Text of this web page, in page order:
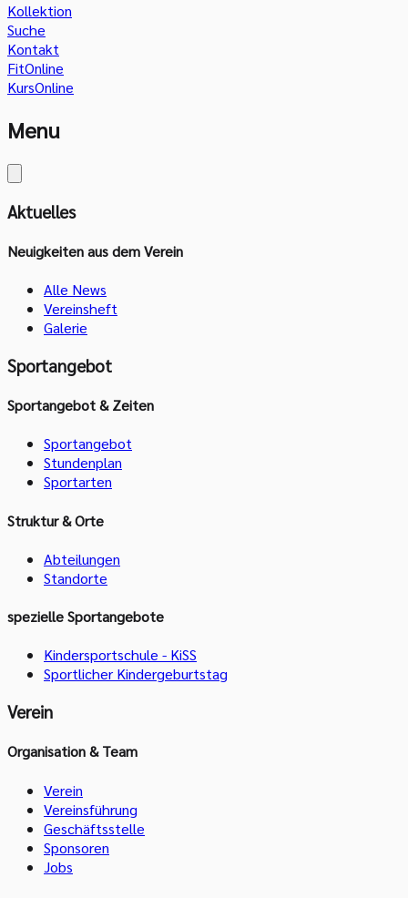
Kollektion
Suche
Kontakt
FitOnline
KursOnline
Menu
Aktuelles
Neuigkeiten aus dem Verein
Alle News
Vereinsheft
Galerie
Sportangebot
Sportangebot & Zeiten
Sportangebot
Stundenplan
Sportarten
Struktur & Orte
Abteilungen
Standorte
spezielle Sportangebote
Kindersportschule - KiSS
Sportlicher Kindergeburtstag
Verein
Organisation & Team
Verein
Vereinsführung
Geschäftsstelle
Sponsoren
Jobs